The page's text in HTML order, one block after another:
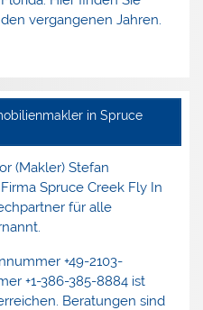
vergangenen Jahren.
in Spruce
(Makler) Stefan
Spruce Creek Fly In
für alle
+49-2103-
+1-386-385-8884 ist
Beratungen sind